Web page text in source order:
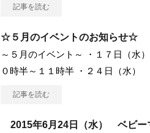
記事を読む
☆５月のイベントのお知らせ☆
～５月のイベント～ ・１７日（
０時半～１１時半 ・２４日（水）
記事を読む
2015年6月24日（水） ベビー